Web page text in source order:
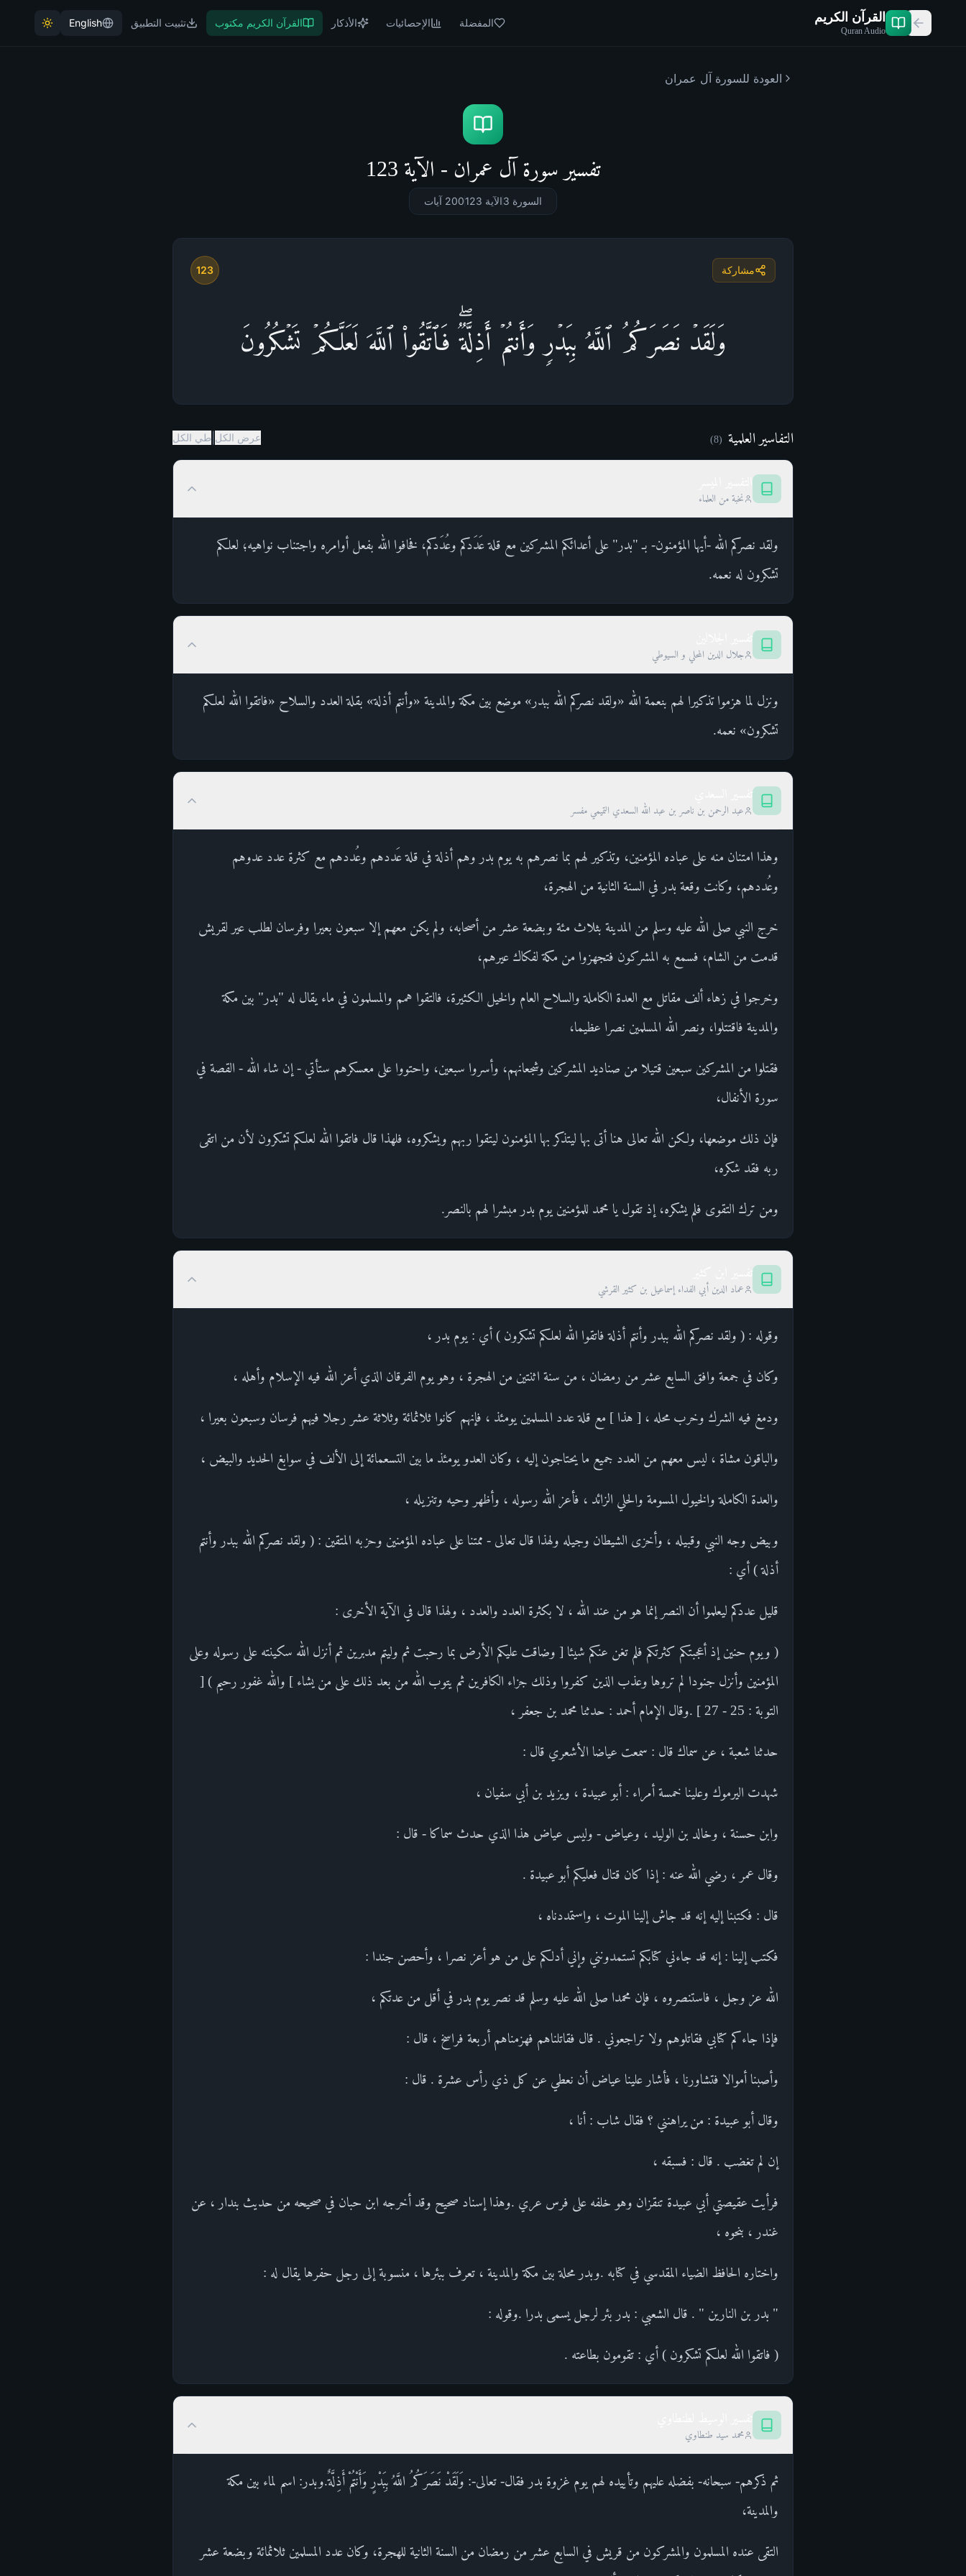
القرآن الكريم
Quran Audio
المفضلة الإحصائيات الأذكار القرآن الكريم مكتوب تثبيت التطبيق English
العودة للسورة آل عمران
تفسير سورة آل عمران - الآية 123
السورة 3 الآية 123 200 آيات
مشاركة 123
وَلَقَدۡ نَصَرَكُمُ ٱللَّهُ بِبَدۡرࣲ وَأَنتُمۡ أَذِلَّةࣱۖ فَٱتَّقُوا۟ ٱللَّهَ لَعَلَّكُمۡ تَشۡكُرُونَ
التفاسير العلمية (
8
) عرض الكل طي الكل
نخبة من العلماء
ولقد نصركم الله -أيها المؤمنون- بـ "بدر" على أعدائكم المشركين مع قلة عَدَدكم وعُدَدكم، فخافوا الله بفعل أوامره واجتناب نواهيه؛ لعلكم
تشكرون له نعمه.
جلال الدين المحلي و السيوطي
ونزل لما هزموا تذكيرا لهم بنعمة الله «ولقد نصركم الله ببدر» موضع بين مكة والمدينة «وأنتم أذلة» بقلة العدد والسلاح «فاتقوا الله لعلكم
تشكرون» نعمه.
عبد الرحمن بن ناصر بن عبد الله السعدي التميمي مفسر
وهذا امتنان منه على عباده المؤمنين، وتذكير لهم بما نصرهم به يوم بدر وهم أذلة في قلة عَددهم وعُددهم مع كثرة عدد عدوهم
وعُددهم، وكانت وقعة بدر في السنة الثانية من الهجرة،
خرج النبي صلى الله عليه وسلم من المدينة بثلاث مئة وبضعة عشر من أصحابه، ولم يكن معهم إلا سبعون بعيرا وفرسان لطلب عير لقريش
قدمت من الشام، فسمع به المشركون فتجهزوا من مكة لفكاك عيرهم،
وخرجوا في زهاء ألف مقاتل مع العدة الكاملة والسلاح العام والخيل الكثيرة، فالتقوا همم والمسلمون في ماء يقال له "بدر" بين مكة
والمدينة فاقتتلوا، ونصر الله المسلمين نصرا عظيما،
فقتلوا من المشركين سبعين قتيلا من صناديد المشركين وشجعانهم، وأسروا سبعين، واحتووا على معسكرهم ستأتي - إن شاء الله - القصة في
سورة الأنفال،
فإن ذلك موضعها، ولكن الله تعالى هنا أتى بها ليتذكر بها المؤمنون ليتقوا ربهم ويشكروه، فلهذا قال فاتقوا الله لعلكم تشكرون لأن من اتقى
ربه فقد شكره،
ومن ترك التقوى فلم يشكره، إذ تقول يا محمد للمؤمنين يوم بدر مبشرا لهم بالنصر.
عماد الدين أبي الفداء إسماعيل بن كثير القرشي
وقوله : ( ولقد نصركم الله ببدر وأنتم أذلة فاتقوا الله لعلكم تشكرون ) أي : يوم بدر ،
وكان في جمعة وافق السابع عشر من رمضان ، من سنة اثنتين من الهجرة ، وهو يوم الفرقان الذي أعز الله فيه الإسلام وأهله ،
ودمغ فيه الشرك وخرب محله ، [ هذا ] مع قلة عدد المسلمين يومئذ ، فإنهم كانوا ثلاثمائة وثلاثة عشر رجلا فيهم فرسان وسبعون بعيرا ،
والباقون مشاة ، ليس معهم من العدد جميع ما يحتاجون إليه ، وكان العدو يومئذ ما بين التسعمائة إلى الألف في سوابغ الحديد والبيض ،
والعدة الكاملة والخيول المسومة والحلي الزائد ، فأعز الله رسوله ، وأظهر وحيه وتنزيله ،
وبيض وجه النبي وقبيله ، وأخزى الشيطان وجيله ولهذا قال تعالى - ممتنا على عباده المؤمنين وحزبه المتقين : ( ولقد نصركم الله ببدر وأنتم
أذلة ) أي :
قليل عددكم ليعلموا أن النصر إنما هو من عند الله ، لا بكثرة العدد والعدد ، ولهذا قال في الآية الأخرى :
( ويوم حنين إذ أعجبتكم كثرتكم فلم تغن عنكم شيئا [ وضاقت عليكم الأرض بما رحبت ثم وليتم مدبرين ثم أنزل الله سكينته على رسوله وعلى
المؤمنين وأنزل جنودا لم تروها وعذب الذين كفروا وذلك جزاء الكافرين ثم يتوب الله من بعد ذلك على من يشاء ] والله غفور رحيم ) [
التوبة : 25 - 27 ] .وقال الإمام أحمد : حدثنا محمد بن جعفر ،
حدثنا شعبة ، عن سماك قال : سمعت عياضا الأشعري قال :
شهدت اليرموك وعلينا خمسة أمراء : أبو عبيدة ، ويزيد بن أبي سفيان ،
وابن حسنة ، وخالد بن الوليد ، وعياض - وليس عياض هذا الذي حدث سماكا - قال :
وقال عمر ، رضي الله عنه : إذا كان قتال فعليكم أبو عبيدة .
قال : فكتبنا إليه إنه قد جاش إلينا الموت ، واستمددناه ،
فكتب إلينا : إنه قد جاءني كتابكم تستمدونني وإني أدلكم على من هو أعز نصرا ، وأحصن جندا :
الله عز وجل ، فاستنصروه ، فإن محمدا صلى الله عليه وسلم قد نصر يوم بدر في أقل من عدتكم ،
فإذا جاءكم كتابي فقاتلوهم ولا تراجعوني . قال فقاتلناهم فهزمناهم أربعة فراسخ ، قال :
وأصبنا أموالا فتشاورنا ، فأشار علينا عياض أن نعطي عن كل ذي رأس عشرة . قال :
وقال أبو عبيدة : من يراهنني ؟ فقال شاب : أنا ،
إن لم تغضب . قال : فسبقه ،
فرأيت عقيصتي أبي عبيدة تنقزان وهو خلفه على فرس عري .وهذا إسناد صحيح وقد أخرجه ابن حبان في صحيحه من حديث بندار ، عن
غندر ، بنحوه ،
واختاره الحافظ الضياء المقدسي في كتابه .وبدر محلة بين مكة والمدينة ، تعرف ببئرها ، منسوبة إلى رجل حفرها يقال له :
" بدر بن النارين " . قال الشعبي : بدر بئر لرجل يسمى بدرا .وقوله :
( فاتقوا الله لعلكم تشكرون ) أي : تقومون بطاعته .
محمد سيد طنطاوي
ثم ذكرهم- سبحانه- بفضله عليهم وتأييده لهم يوم غزوة بدر فقال- تعالى-: وَلَقَدْ نَصَرَكُمُ اللَّهُ بِبَدْرٍ وَأَنْتُمْ أَذِلَّةٌ.وبدر: اسم لماء بين مكة
والمدينة،
التقى عنده المسلمون والمشركون من قريش في السابع عشر من رمضان من السنة الثانية للهجرة، وكان عدد المسلمين ثلاثمائة وبضعة عشر